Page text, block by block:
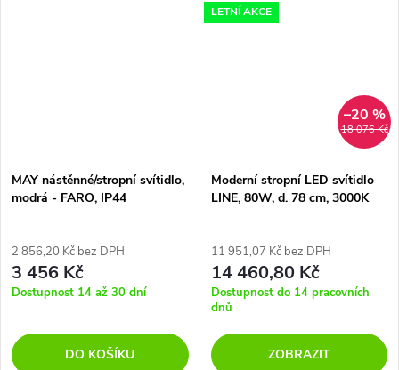
přináší do prostoru luxusní
MAY nástěnné/stropní svítidlo,
modrá - FARO, IP44
2 856,20 Kč bez DPH
3 456 Kč
Dostupnost 14 až 30 dní
DO KOŠÍKU
LETNÍ AKCE
18 076 Kč
–20 %
Moderní stropní LED svítidlo
LINE, 80W, d. 78 cm, 3000K
11 951,07 Kč bez DPH
14 460,80 Kč
Dostupnost do 14 pracovních
dnů
ZOBRAZIT